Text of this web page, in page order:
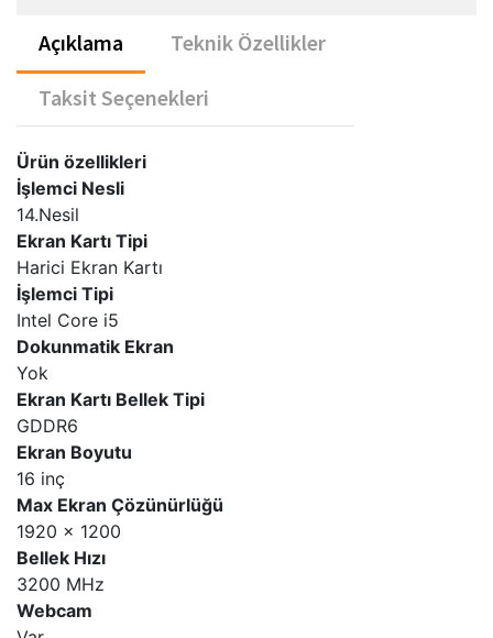
Açıklama
Teknik Özellikler
Taksit Seçenekleri